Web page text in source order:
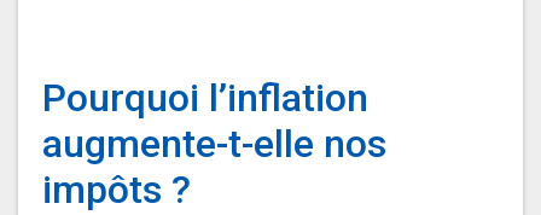
Pourquoi l’inflation
augmente-t-elle nos
impôts ?